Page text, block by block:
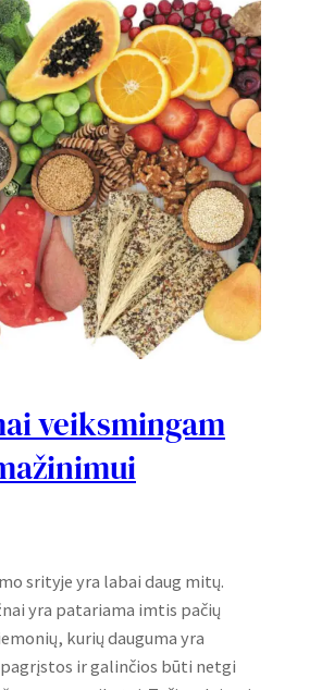
veiksmingam
srityje yra labai daug mitų.
yra patariama imtis pačių
kurių dauguma yra
ir galinčios būti netgi